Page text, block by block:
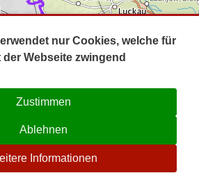
☉
nur Cookies, welche für
Webseite zwingend
Zustimmen
Ablehnen
Informationen